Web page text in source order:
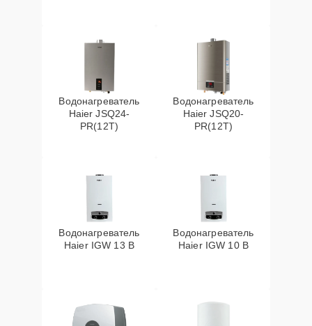
Водонагреватель
Haier JSQ24-
PR(12T)
Водонагреватель
Haier JSQ20-
PR(12T)
Водонагреватель
Haier IGW 13 B
Водонагреватель
Haier IGW 10 B